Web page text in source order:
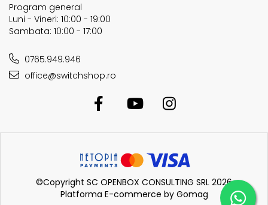
Program general
Luni - Vineri: 10:00 - 19:00
Sambata: 10:00 - 17:00
0765.949.946
office@switchshop.ro
©Copyright SC OPENBOX CONSULTING SRL 2026
Platforma E-commerce by Gomag